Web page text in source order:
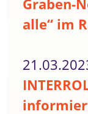
alle“ im